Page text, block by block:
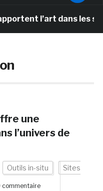
l’art dans les
une
l’univers de
Outils in-situ Sites
commentaire